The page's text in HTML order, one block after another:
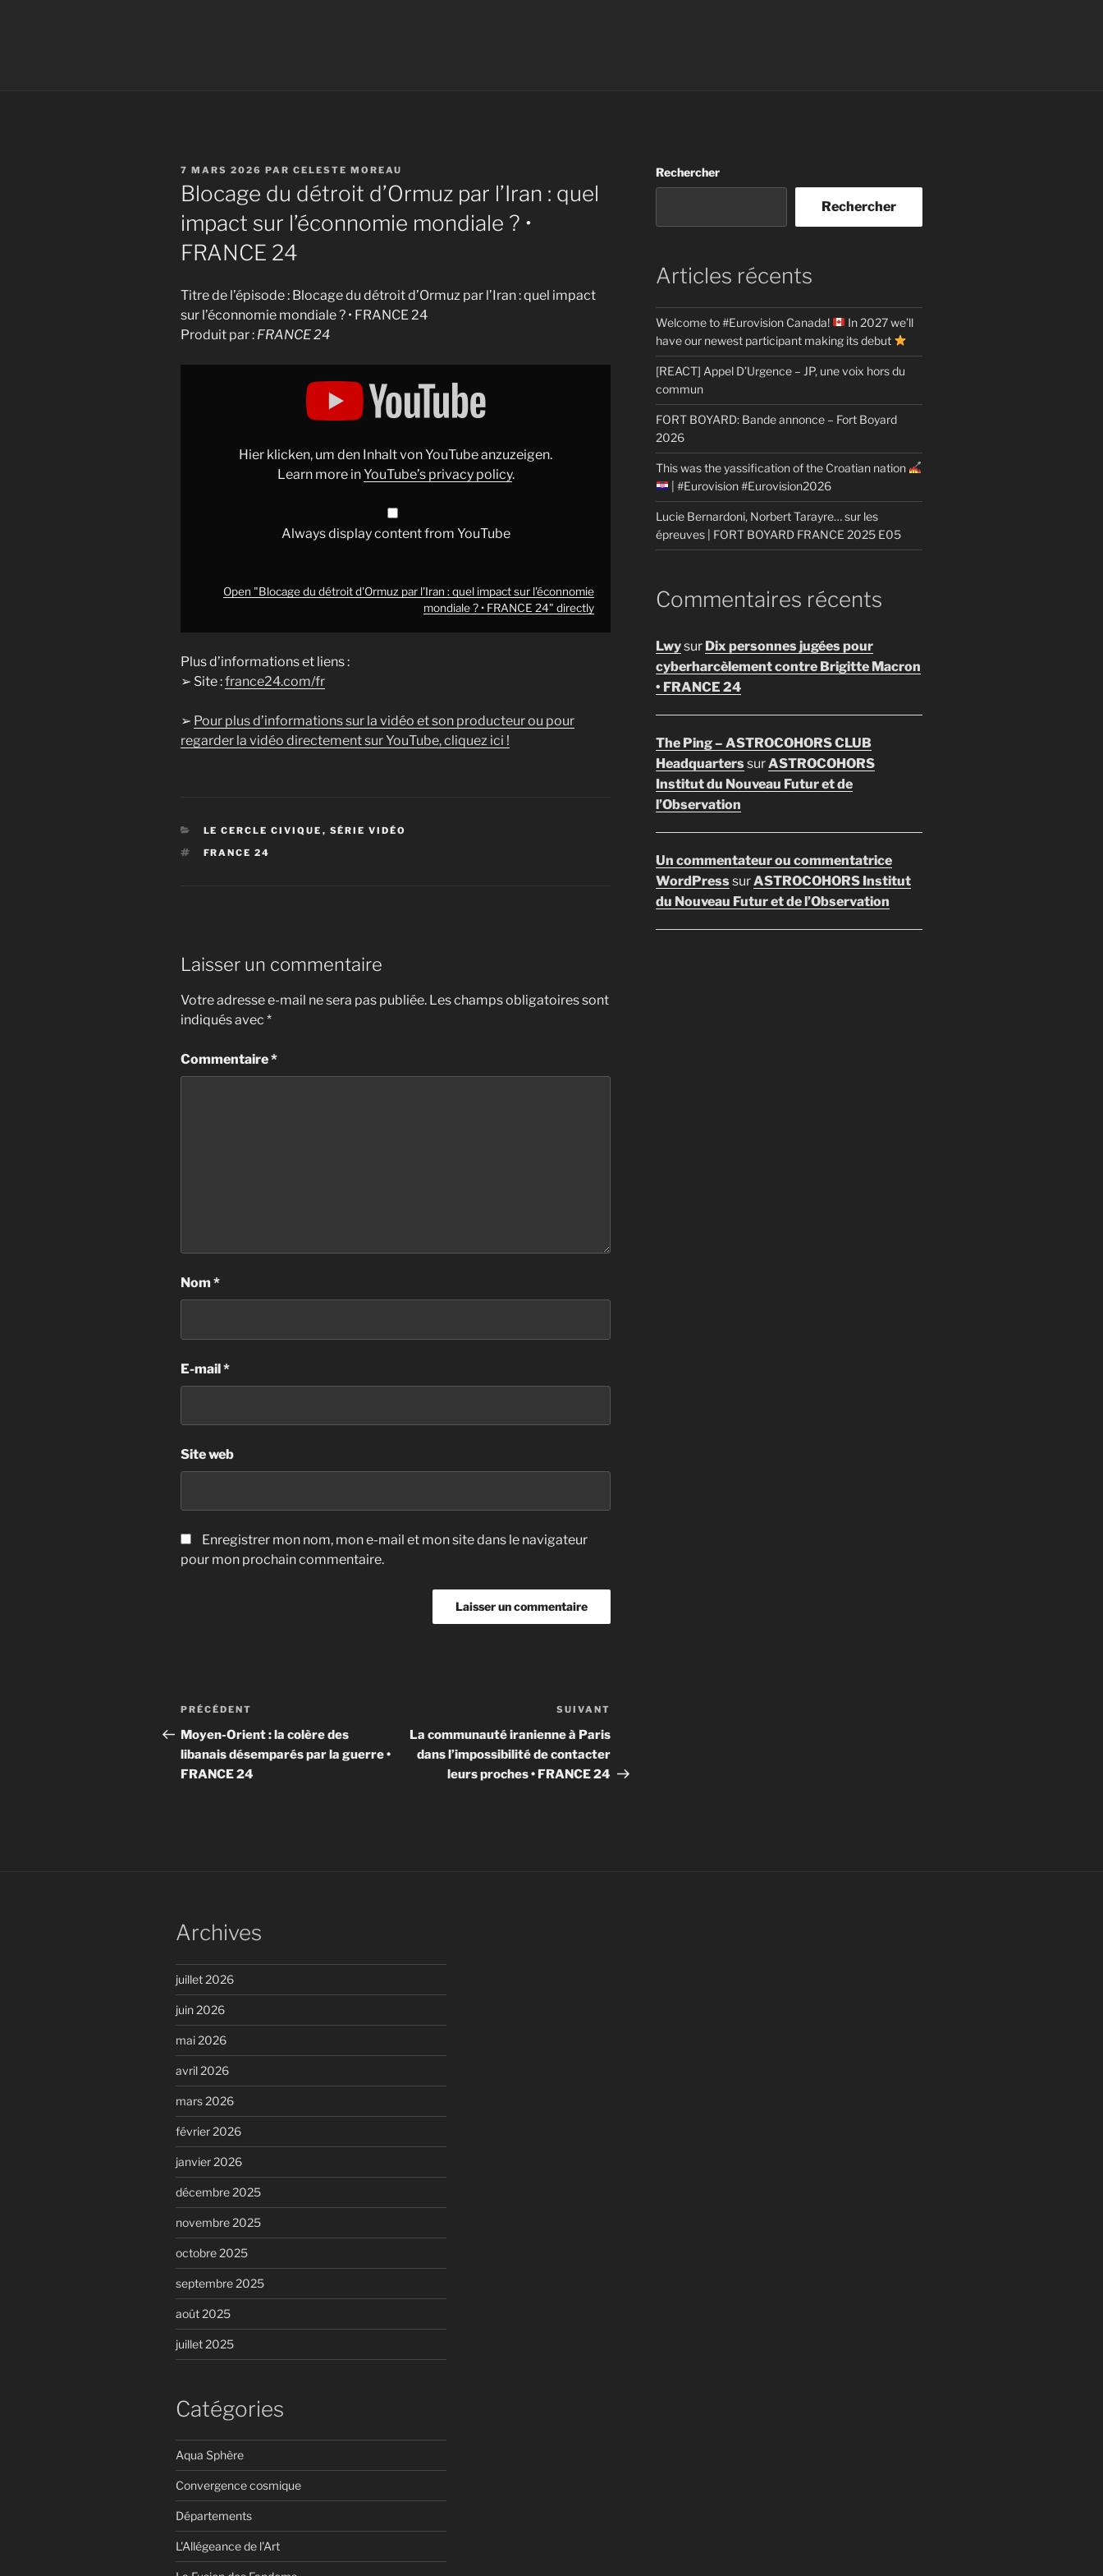
PUBLIÉ
LE
7 MARS 2026 PAR CELESTE MOREAU
Blocage du détroit d’Ormuz par l’Iran : quel
impact sur l’éconnomie mondiale ? •
FRANCE 24
Titre de l’épisode : Blocage du détroit d’Ormuz par l’Iran : quel impact
sur l’éconnomie mondiale ? • FRANCE 24
Produit par : FRANCE 24
l'éconnomie
?
FRANCE
24"
YouTube
Hier klicken, um den Inhalt von YouTube anzuzeigen.
Learn more inYouTube’s privacy policy.
Always display content from YouTube
Open "Blocage du détroit d'Ormuz par l'Iran : quel impact sur l'éconnomie
mondiale ? • FRANCE 24" directly
Plus d’informations et liens :
➢ Site :france24.com/fr
➢ Pour plus d’informations sur la vidéo et son producteur ou pour
regarder la vidéo directement sur YouTube, cliquez ici !
CATÉGORIES
LE CERCLE CIVIQUE , SÉRIE VIDÉO
ÉTIQUETTES
FRANCE 24
Laisser un commentaire
Votre adresse e-mail ne sera pas publiée. Les champs obligatoires sont
indiqués avec *
Commentaire*
Nom *
E-mail*
Site web
Enregistrer mon nom, mon e-mail et mon site dans le navigateur
pour mon prochain commentaire.
Navigation
de
l’article
Article
précédent
PRÉCÉDENT
Moyen-Orient : la colère des
libanais désemparés par la guerre •
FRANCE 24
suivant
SUIVANT
La communauté iranienne à Paris
dans l’impossibilité de contacter
leurs proches • FRANCE 24
Rechercher
Rechercher
Articles récents
Welcome to #Eurovision Canada!
In 2027 we’ll
have our newest participant making its debut
[REACT] Appel D’Urgence – JP, une voix hors du
commun
FORT BOYARD: Bande annonce – Fort Boyard
2026
This was the yassification of the Croatian nation
| #Eurovision #Eurovision2026
Lucie Bernardoni, Norbert Tarayre… sur les
épreuves | FORT BOYARD FRANCE 2025 E05
Commentaires récents
Lwysur Dix personnes jugées pour
cyberharcèlement contre Brigitte Macron
• FRANCE 24
The Ping – ASTROCOHORS CLUB
HeadquarterssurASTROCOHORS
Institut du Nouveau Futur et de
l’Observation
Un commentateur ou commentatrice
WordPresssurASTROCOHORS Institut
du Nouveau Futur et de l’Observation
Archives
juillet 2026
juin 2026
mai 2026
avril 2026
mars 2026
février 2026
janvier 2026
décembre 2025
novembre 2025
octobre 2025
septembre 2025
août 2025
juillet 2025
Catégories
Aqua Sphère
Convergence cosmique
Départements
L'Allégeance de l'Art